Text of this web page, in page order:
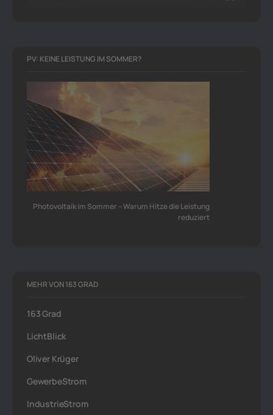
PV: KEINE LEISTUNG IM SOMMER?
Photovoltaik im Sommer – Warum Hitze die Leistung
reduziert
MEHR VON 163 GRAD
163 Grad
LichtBlick
Oliver Krüger
GewerbeStrom
IndustrieStrom